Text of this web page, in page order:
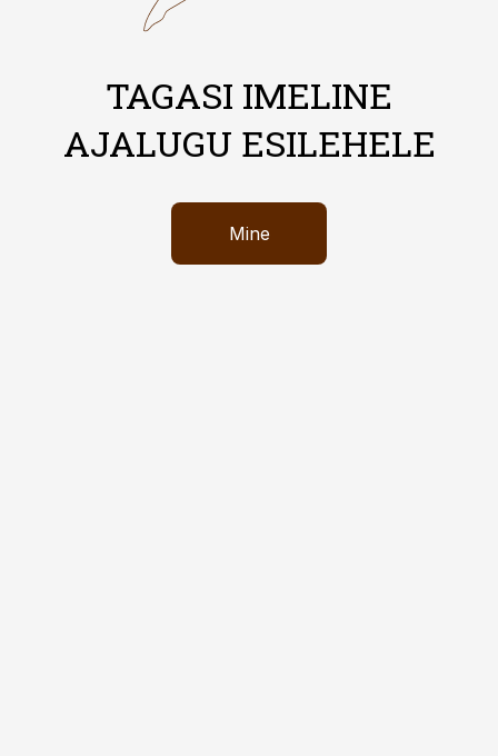
TAGASI IMELINE
AJALUGU ESILEHELE
Mine